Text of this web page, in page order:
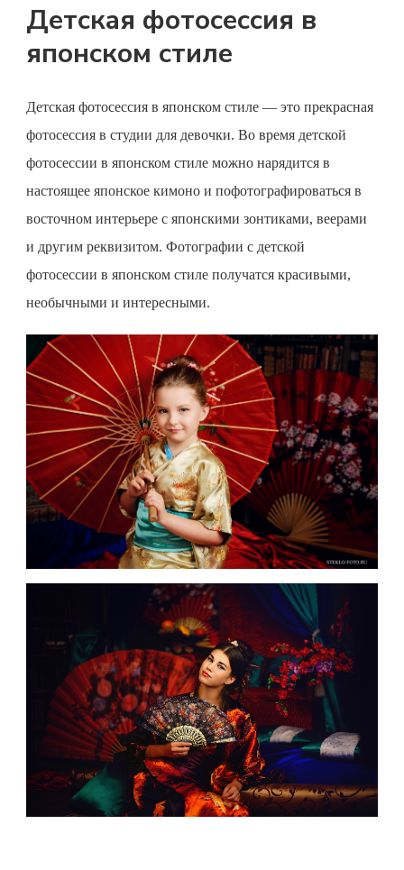
Детская фотосессия в
японском стиле
Детская фотосессия в японском стиле — это прекрасная
фотосессия в студии для девочки. Во время детской
фотосессии в японском стиле можно нарядится в
настоящее японское кимоно и пофотографироваться в
восточном интерьере с японскими зонтиками, веерами
и другим реквизитом. Фотографии с детской
фотосессии в японском стиле получатся красивыми,
необычными и интересными.